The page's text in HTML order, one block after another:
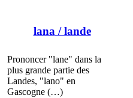
lana/ lande
Prononcer "lane" dans la
plus grande partie des
Landes, "lano" en
Gascogne (…)